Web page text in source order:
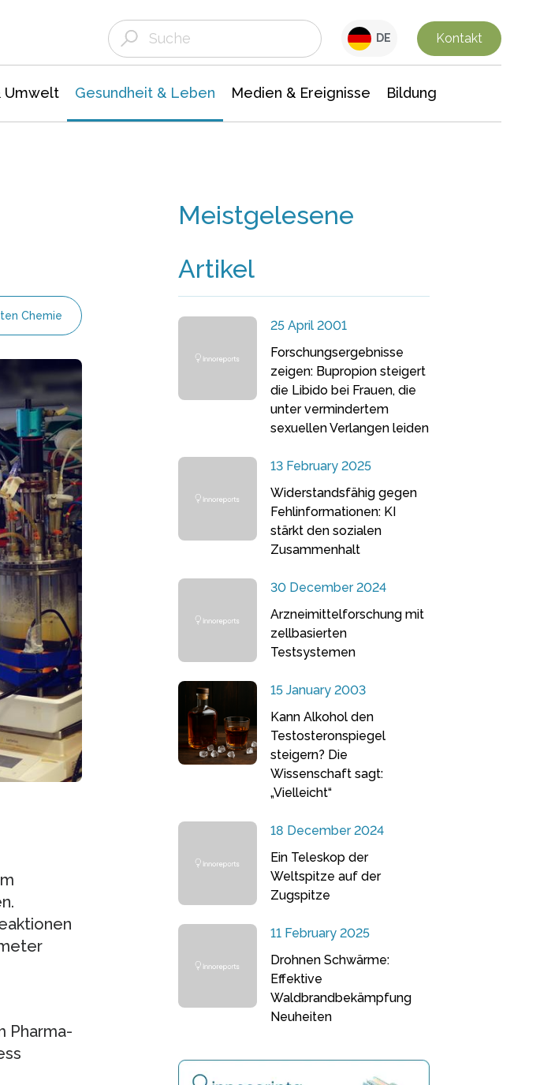
DE Kontakt
Umwelt Gesundheit & Leben Medien & Ereignisse Bildung
Chemie
Pharma-
Meistgelesene
Artikel
25 April 2001
Forschungsergebnisse
zeigen: Bupropion steigert
die Libido bei Frauen, die
unter vermindertem
sexuellen Verlangen leiden
13 February 2025
Widerstandsfähig gegen
Fehlinformationen: KI
stärkt den sozialen
Zusammenhalt
30 December 2024
Arzneimittelforschung mit
zellbasierten
Testsystemen
15 January 2003
Kann Alkohol den
Testosteronspiegel
steigern? Die
Wissenschaft sagt:
„Vielleicht“
18 December 2024
Ein Teleskop der
Weltspitze auf der
Zugspitze
11 February 2025
Drohnen Schwärme:
Effektive
Waldbrandbekämpfung
Neuheiten